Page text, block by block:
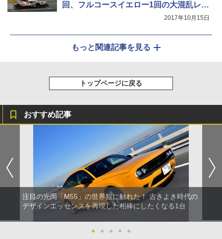
回、フルコースイエロー1回の大混乱レー
2017年10月15日
もっと関連記事を見る
トップページに戻る
おすすめ記事
注目の光岡「M55」の世界観に触れた！ 古きよき時代の
デザインエッセンスを再現した相棒にしたくなる1台
● ● ● ● ●